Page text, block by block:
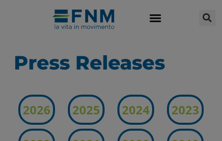
Press Releases
2026 2025 2024 2023